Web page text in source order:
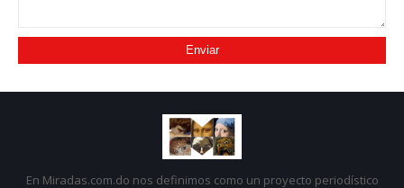
En Miradas.com.do nos definimos como un proyecto periodístico